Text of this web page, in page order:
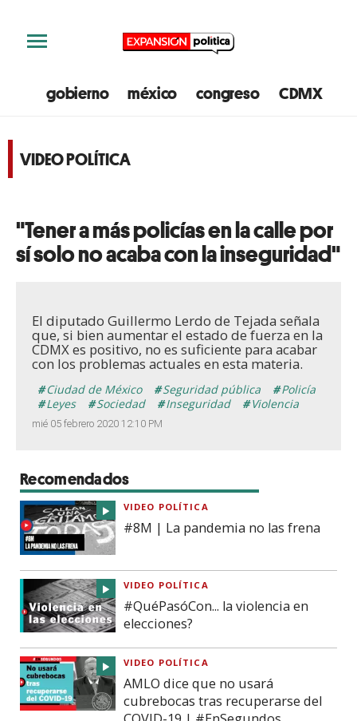
gobierno méxico congreso CDMX
VIDEO POLÍTICA
"Tener a más policías en la calle por
sí solo no acaba con la inseguridad"
mié 05 febrero 2020 12:10 PM
El diputado Guillermo Lerdo de Tejada señala
que, si bien aumentar el estado de fuerza en la
CDMX es positivo, no es suficiente para acabar
con los problemas actuales en esta materia.
Ciudad de México Seguridad pública
Policía
Leyes
Sociedad Inseguridad Violencia
Recomendados
VIDEO POLÍTICA
#8M | La pandemia no las frena
VIDEO POLÍTICA
#QuéPasóCon... la violencia en
elecciones?
VIDEO POLÍTICA
AMLO dice que no usará
cubrebocas tras recuperarse del